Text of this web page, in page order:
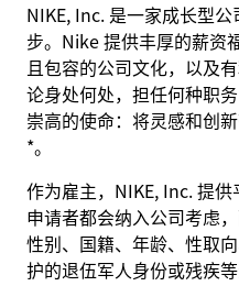
NIKE, Inc. 是一家成长型
步。Nike 提供丰厚的薪资
且包容的公司文化，以及
论身处何处，担任何种职
崇高的使命：将灵感和创
*。
作为雇主，NIKE, Inc. 提
申请者都会纳入公司考虑
性别、国籍、年龄、性取
护的退伍军人身份或残疾等